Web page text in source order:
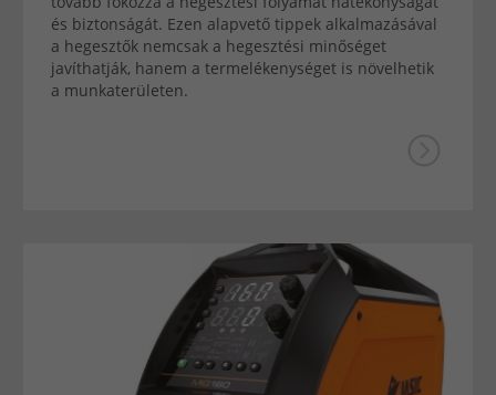
és biztonságát. Ezen alapvető tippek alkalmazásával
a hegesztők nemcsak a hegesztési minőséget
javíthatják, hanem a termelékenységet is növelhetik
a munkaterületen.